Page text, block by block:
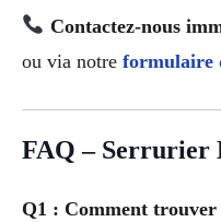
Contactez-nous
ou via notre formulaire
FAQ – Serrurier
Q1 : Comment